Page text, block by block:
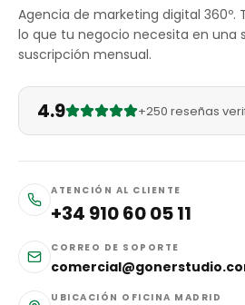
Agencia de marketing digital 360º.
lo que tu negocio necesita en una
suscripción mensual.
4.9 +250 reseñas
ATENCIÓN AL CLIENTE
+34 910 60 05 11
CORREO DE SOPORTE
UBICACIÓN OFICINA MADRID